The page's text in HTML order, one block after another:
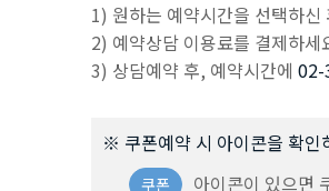
1) 원하는 예약시간을 선택하
2) 예약상담 이용료를 결제하세
3) 상담예약 후, 예약시간에
※ 쿠폰예약 시 아이콘을 확인
쿠폰 아이콘이 있으면